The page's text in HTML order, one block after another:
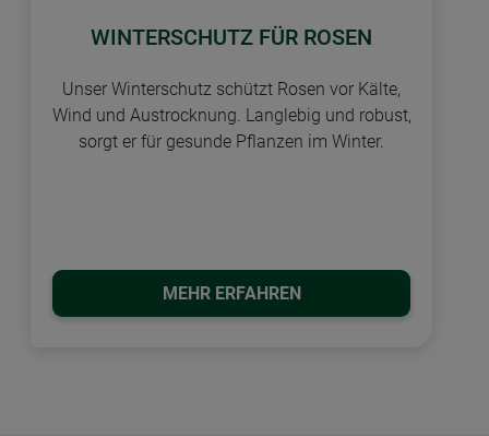
WINTERSCHUTZ FÜR ROSEN
Unser Winterschutz schützt Rosen vor Kälte,
Wind und Austrocknung. Langlebig und robust,
sorgt er für gesunde Pflanzen im Winter.
MEHR ERFAHREN